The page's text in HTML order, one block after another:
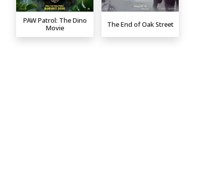
PAW Patrol: The Dino
Movie
The End of Oak Street